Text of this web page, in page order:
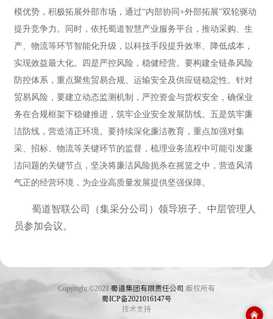
模优势，积极拓展外部市场，通过“内部协同+外部拓展”双轮驱动
提升竞争力。同时，依托蜀道智慧产业服务平台，推动采购、生
产、物流等环节智能化升级，以科技手段提升效率、降低成本，
实现效益最大化。四是严控风险，稳健经营。要构建全链条风险
防控体系，重点聚焦贸易合规、运输安全及供应链稳定性。针对
贸易风险，要建立动态监测机制，严控资金与货权安全，确保业
务在合规框架下稳健推进，筑牢企业安全发展防线。五是筑牢廉
洁防线，营造清正环境。要持续深化廉洁教育，重点加强对集
采、招标、物流等关键环节的监督，梳理业务流程中可能引发廉
洁问题的关键节点，坚决将廉洁风险扼杀在摇篮之中，营造风清
气正的经营环境，为企业高质量发展提供坚强保障。
蜀道智联公司（集采分公司）领导班子、中层管理人
员参加会议。
Copyright ©2021 蜀道集团有限责任公司 版权所有
蜀ICP备2021016147号
技术支持